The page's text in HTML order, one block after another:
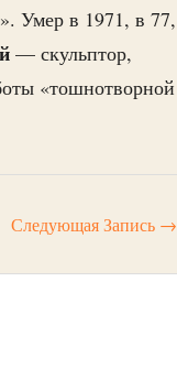
Умер в 1971, в 77,
— скульптор,
«тошнотворной
Следующая Запись →